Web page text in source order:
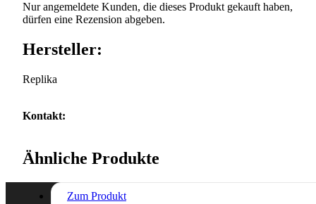
Nur angemeldete Kunden, die dieses Produkt gekauft haben,
dürfen eine Rezension abgeben.
Hersteller:
Replika
Kontakt:
Ähnliche Produkte
Zum Produkt